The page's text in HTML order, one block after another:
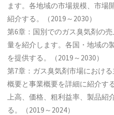
ます。各地域の市場規模、市場
紹介する。（2019～2030）
第6章：国別でのガス臭気剤の
量を紹介します。各国・地域の
を提供する。（2019～2030）
第7章：ガス臭気剤市場におけ
概要と事業概要を詳細に紹介す
上高、価格、粗利益率、製品紹
る。（2019～2024）